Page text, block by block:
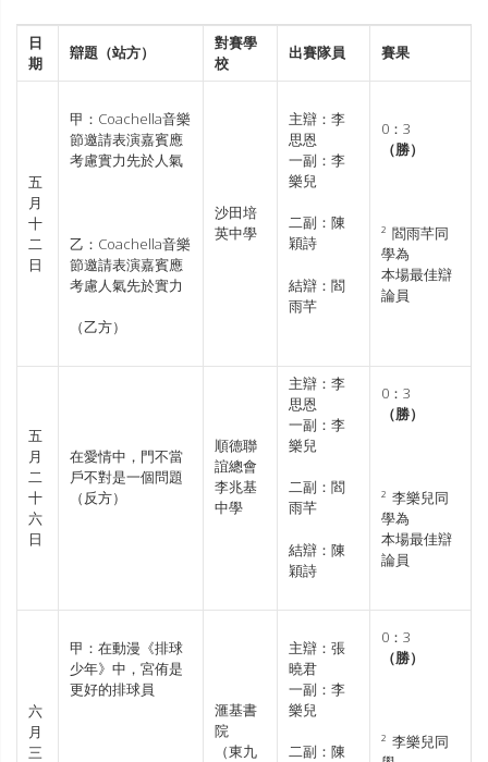
日
期
辯題（站方）
對賽學
校
出賽隊員 賽果
五
月
十
二
日
甲：Coachella音樂
節邀請表演嘉賓應
考慮實力先於人氣
乙：Coachella音樂
節邀請表演嘉賓應
考慮人氣先於實力
（乙方）
沙田培
英中學
主辯：李
思恩
一副：李
樂兒
二副：陳
穎詩
結辯：閻
雨芊
0：3
（勝）
² 閻雨芊同
學為
本場最佳辯
論員
五
月
二
十
六
日
在愛情中，門不當
戶不對是一個問題
（反方）
順德聯
誼總會
李兆基
中學
主辯：李
思恩
一副：李
樂兒
二副：閻
雨芊
結辯：陳
穎詩
0：3
（勝）
² 李樂兒同
學為
本場最佳辯
論員
六
月
三
甲：在動漫《排球
少年》中，宮侑是
更好的排球員
滙基書
院
（東九
主辯：張
曉君
一副：李
樂兒
二副：陳
0：3
（勝）
² 李樂兒同